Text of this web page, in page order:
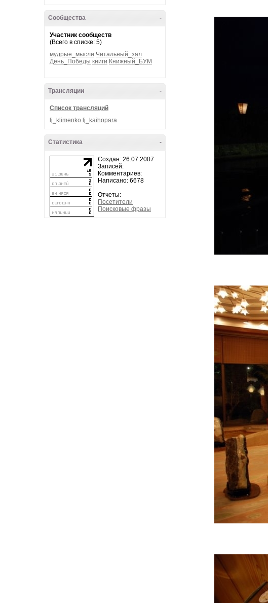
-
Сообщества
Участник сообществ
(Всего в списке: 5)
мудрые_мысли Читальный_зал
День_Победы книги Книжный_БУМ
-
Трансляции
Список трансляций
lj_klimenko lj_kaihopara
-
Статистика
Создан: 26.07.2007
Записей:
Комментариев:
Написано: 6678
Отчеты:
Посетители
Поисковые фразы